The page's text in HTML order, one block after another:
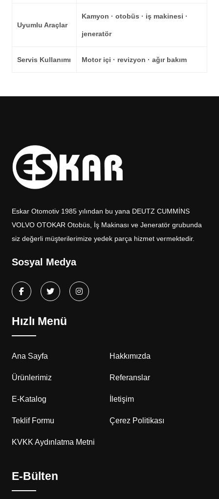
Uyumlu Araçlar
Kamyon · otobüs · iş makinesi ·
jeneratör
Servis Kullanımı Motor içi · revizyon · ağır bakım
Eskar Otomotiv 1985 yılından bu yana DEUTZ CUMMİNS
VOLVO OTOKAR Otobüs, İş Makinası ve Jeneratör grubunda
siz değerli müşterilerimize yedek parça hizmet vermektedir.
Sosyal Medya
Hızlı Menü
Ana Sayfa Hakkımızda
Ürünlerimiz Referanslar
E-Katalog İletişim
Teklif Formu Çerez Politikası
KVKK Aydınlatma Metni
E-Bülten